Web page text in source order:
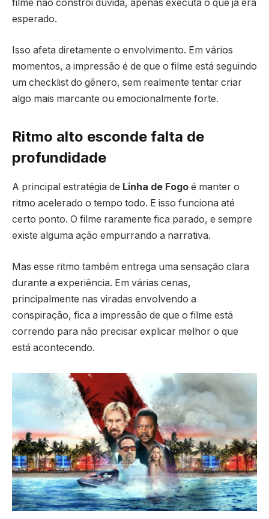
filme não constrói dúvida, apenas executa o que já era
esperado.
Isso afeta diretamente o envolvimento. Em vários
momentos, a impressão é de que o filme está seguindo
um checklist do gênero, sem realmente tentar criar
algo mais marcante ou emocionalmente forte.
Ritmo alto esconde falta de
profundidade
A principal estratégia de Linha de Fogo é manter o
ritmo acelerado o tempo todo. E isso funciona até
certo ponto. O filme raramente fica parado, e sempre
existe alguma ação empurrando a narrativa.
Mas esse ritmo também entrega uma sensação clara
durante a experiência. Em várias cenas,
principalmente nas viradas envolvendo a
conspiração, fica a impressão de que o filme está
correndo para não precisar explicar melhor o que
está acontecendo.